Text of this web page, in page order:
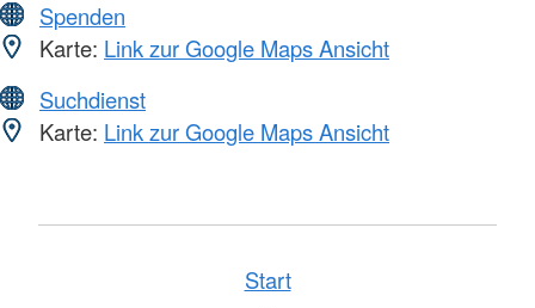
Spenden
Karte: Link zur Google Maps Ansicht
Suchdienst
Karte: Link zur Google Maps Ansicht
Start